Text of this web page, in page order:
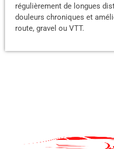
régulièrement de longues
douleurs chroniques et
route, gravel ou VTT.